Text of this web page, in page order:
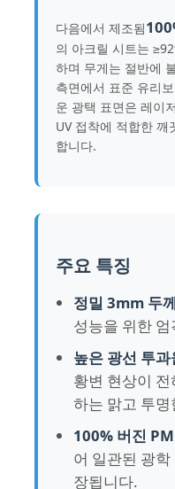
제품 소개
회사 소개
공장 투어
연락처
모든 케이스
견적 요청
다음에서 제조됨
의 아크릴 시트는
하며 무게는 절반에
측면에서 표준 유리
운 광택 표면은 레이
UV 접착에 적합한
합니다.
주요 특징
정밀 3mm 두
성능을 위한
높은 광선 투
황변 현상이
하는 맑고 투명
100% 버진
어 일관된 광
장됩니다.